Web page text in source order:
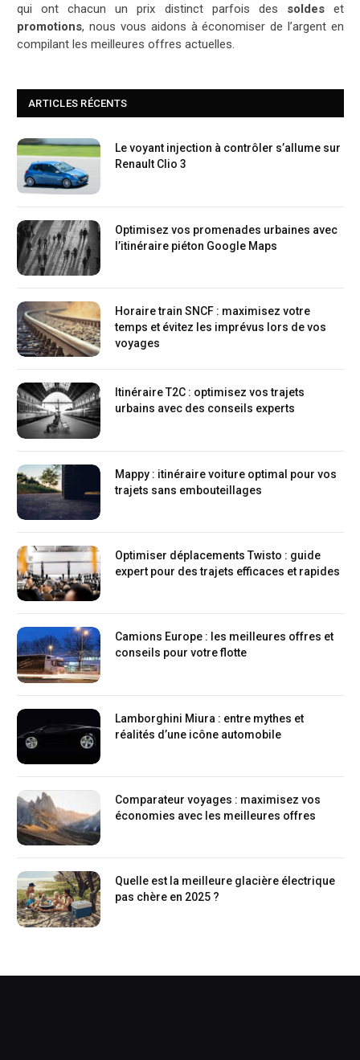
qui ont chacun un prix distinct parfois des soldeset
promotions, nous vous aidons à économiser de l’argent en
compilant les meilleures offres actuelles.
ARTICLES RÉCENTS
Le voyant injection à contrôler s’allume sur
Renault Clio 3
Optimisez vos promenades urbaines avec
l’itinéraire piéton Google Maps
Horaire train SNCF : maximisez votre
temps et évitez les imprévus lors de vos
voyages
Itinéraire T2C : optimisez vos trajets
urbains avec des conseils experts
Mappy : itinéraire voiture optimal pour vos
trajets sans embouteillages
Optimiser déplacements Twisto : guide
expert pour des trajets efficaces et rapides
Camions Europe : les meilleures offres et
conseils pour votre flotte
Lamborghini Miura : entre mythes et
réalités d’une icône automobile
Comparateur voyages : maximisez vos
économies avec les meilleures offres
Quelle est la meilleure glacière électrique
pas chère en 2025 ?